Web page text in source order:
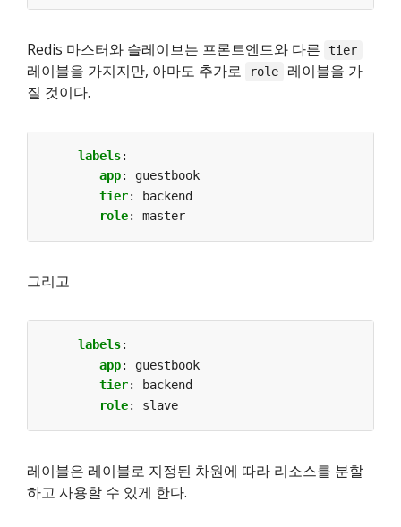
Redis 마스터와 슬레이브는 프론트엔드와 다른 tier
레이블을 가지지만, 아마도 추가로 role
레이블을 가
질 것이다.
labels:
app:
guestbook
tier:
backend
role: master
그리고
labels:
app:
guestbook
tier:
backend
role: slave
레이블은 레이블로 지정된 차원에 따라 리소스를 분할
하고 사용할 수 있게 한다.